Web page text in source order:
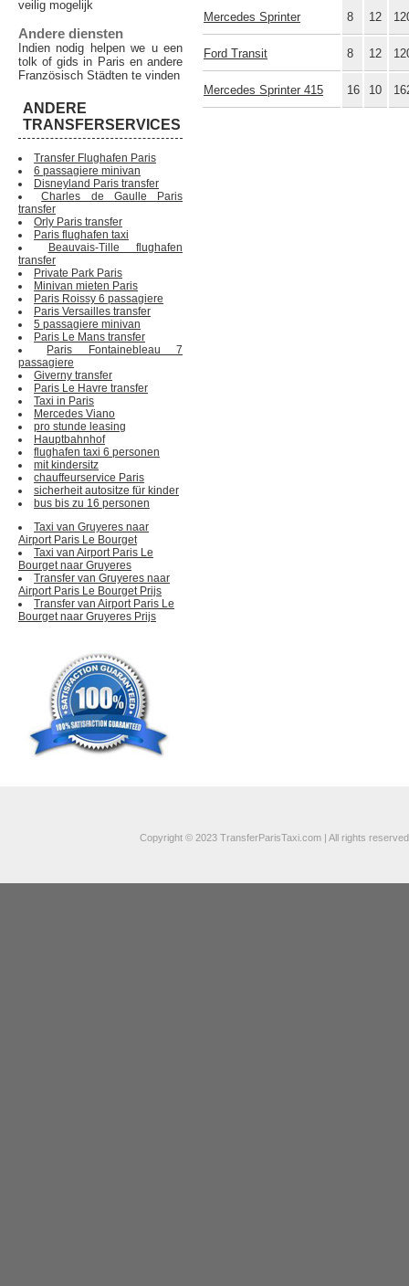
Mercedes Sprinter 8 12
Ford Transit 8 12
Mercedes Sprinter 415 16 10
veilig mogelijk
Andere diensten
Indien nodig helpen we u een
tolk of gids in Paris en andere
Französisch Städten te vinden
ANDERE
TRANSFERSERVICES
Transfer Flughafen Paris
6 passagiere minivan
Disneyland Paris transfer
Charles de Gaulle Paris
transfer
Orly Paris transfer
Paris flughafen taxi
Beauvais-Tille flughafen
transfer
Private Park Paris
Minivan mieten Paris
Paris Roissy 6 passagiere
Paris Versailles transfer
5 passagiere minivan
Paris Le Mans transfer
Paris Fontainebleau 7
passagiere
Giverny transfer
Paris Le Havre transfer
Taxi in Paris
Mercedes Viano
pro stunde leasing
Hauptbahnhof
flughafen taxi 6 personen
mit kindersitz
chauffeurservice Paris
sicherheit autositze für kinder
bus bis zu 16 personen
Taxi van Gruyeres naar
Airport Paris Le Bourget
Taxi van Airport Paris Le
Bourget naar Gruyeres
Transfer van Gruyeres naar
Airport Paris Le Bourget Prijs
Transfer van Airport Paris Le
Bourget naar Gruyeres Prijs
Copyright © 2023 TransferParisTaxi.com | All rights reserved